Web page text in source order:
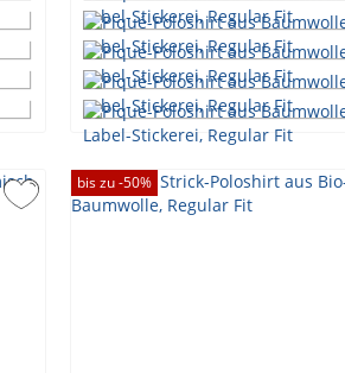
bis zu -50%